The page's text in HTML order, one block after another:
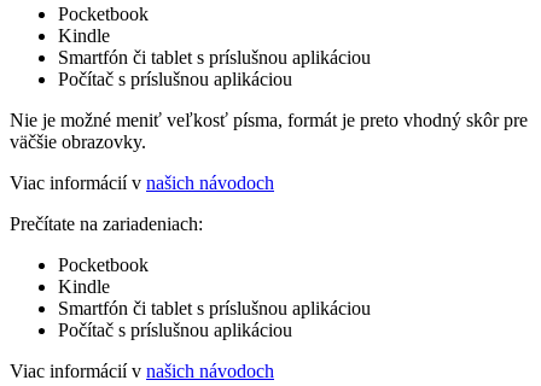
Pocketbook
Kindle
Smartfón či tablet s príslušnou aplikáciou
Počítač s príslušnou aplikáciou
Nie je možné meniť veľkosť písma, formát je preto vhodný skôr pre
väčšie obrazovky.
Viac informácií v našich návodoch
Prečítate na zariadeniach:
Pocketbook
Kindle
Smartfón či tablet s príslušnou aplikáciou
Počítač s príslušnou aplikáciou
Viac informácií v našich návodoch